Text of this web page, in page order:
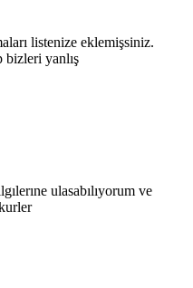
listenize eklemişsiniz.
bizleri yanlış
ulasabılıyorum ve